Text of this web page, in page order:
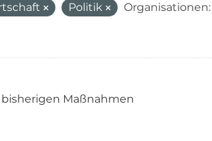
Politik
Organisationen:
bisherigen Maßnahmen